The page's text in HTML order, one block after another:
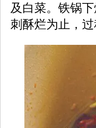
及白菜。铁锅
刺酥烂为止，